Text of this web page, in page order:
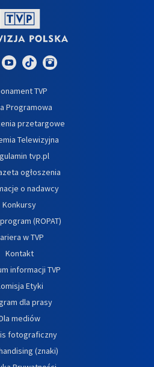
TVP
Programowa
przetargowe
Telewizyjna
tvp.pl
ogłoszenia
o nadawcy
Konkursy
(ROPAT)
w TVP
Kontakt
informacji TVP
Etyki
dla prasy
mediów
fotograficzny
(znaki)